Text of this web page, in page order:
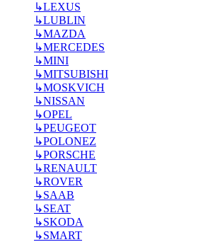
↳LEXUS
↳LUBLIN
↳MAZDA
↳MERCEDES
↳MINI
↳MITSUBISHI
↳MOSKVICH
↳NISSAN
↳OPEL
↳PEUGEOT
↳POLONEZ
↳PORSCHE
↳RENAULT
↳ROVER
↳SAAB
↳SEAT
↳SKODA
↳SMART